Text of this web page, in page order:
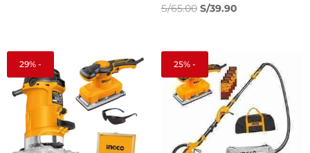
S/65.00 El
era:
S/65.00.
S/39.90El
S/39.90.
29% - 25% -